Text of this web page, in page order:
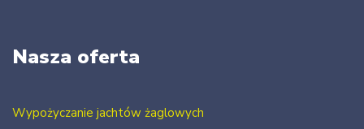
Nasza oferta
Wypożyczanie jachtów żaglowych